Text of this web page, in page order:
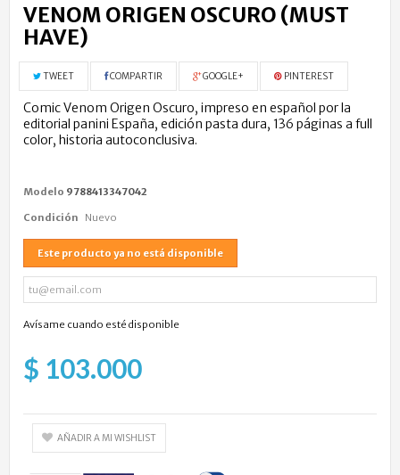
VENOM ORIGEN OSCURO (MUST
HAVE)
TWEET COMPARTIR GOOGLE+ PINTEREST
Comic Venom Origen Oscuro, impreso en español por la
editorial panini España, edición pasta dura, 136 páginas a full
color, historia autoconclusiva.
Modelo 9788413347042
Condición Nuevo
Este producto ya no está disponible
Avísame cuando esté disponible
$ 103.000
AÑADIR A MI WISHLIST